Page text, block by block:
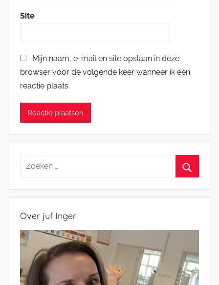
Site
Mijn naam, e-mail en site opslaan in deze
browser voor de volgende keer wanneer ik een
reactie plaats.
Zoeken
Over juf Inger